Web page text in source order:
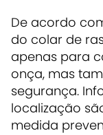
De acordo
do colar de
apenas para
onça, mas
segurança.
localização
medida